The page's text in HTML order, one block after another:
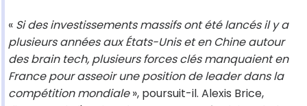
« Si des investissements massifs ont été lancés il y a
plusieurs années aux États-Unis et en Chine autour
des brain tech, plusieurs forces clés manquaient en
France pour asseoir une position de leader dans la
compétition mondiale», poursuit-il. Alexis Brice,